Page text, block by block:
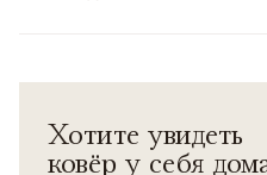
линейным рисунком в
гамме. Выполнен из
Хотите увидеть
ковёр у себя